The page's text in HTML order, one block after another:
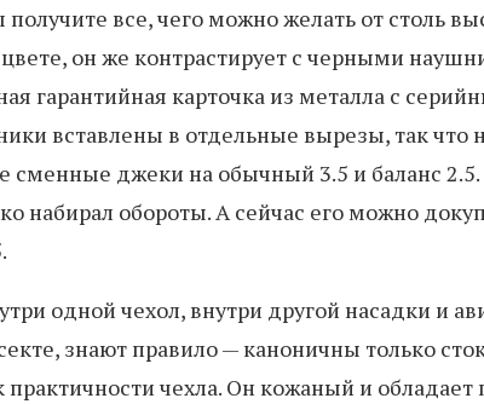
все, чего можно желать от столь
он же контрастирует с черными
гарантийная карточка из металла с
вставлены в отдельные вырезы, так что
сменные джеки на обычный 3.5 и баланс
набирал обороты. А сейчас его можно
одной чехол, внутри другой насадки и
знают правило — каноничны только
чехла. Он кожаный и